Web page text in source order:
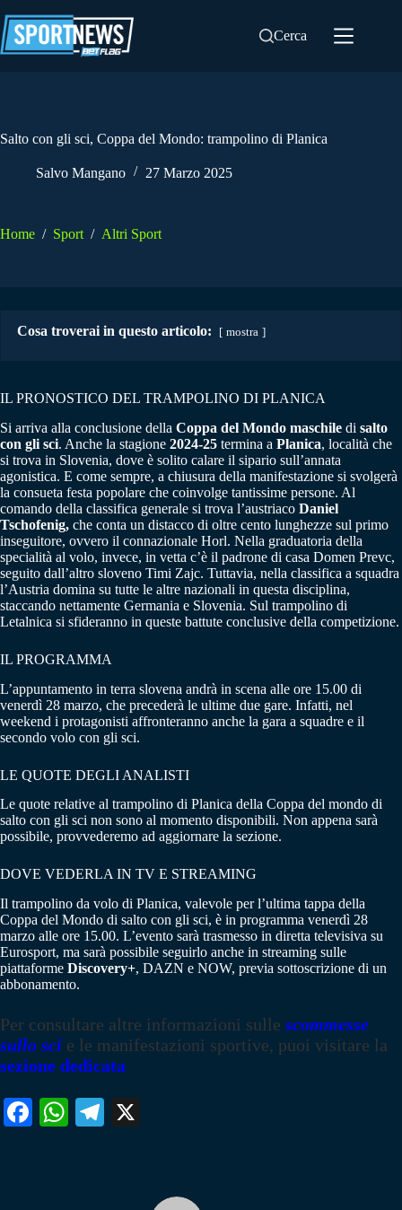
al
contenuto
Cerca
Salto con gli sci, Coppa del Mondo: trampolino di Planica
Salvo Mangano 27 Marzo 2025
Home / Sport / Altri Sport
Cosa troverai in questo articolo: mostra
IL PRONOSTICO DEL TRAMPOLINO DI PLANICA
Si arriva alla conclusione della Coppa del Mondo maschile di salto
con gli sci. Anche la stagione 2024-25 termina a Planica, località che
si trova in Slovenia, dove è solito calare il sipario sull’annata
agonistica. E come sempre, a chiusura della manifestazione si svolgerà
la consueta festa popolare che coinvolge tantissime persone. Al
comando della classifica generale si trova l’austriaco Daniel
Tschofenig, che conta un distacco di oltre cento lunghezze sul primo
inseguitore, ovvero il connazionale Horl. Nella graduatoria della
specialità al volo, invece, in vetta c’è il padrone di casa Domen Prevc,
seguito dall’altro sloveno Timi Zajc. Tuttavia, nella classifica a squadra
l’Austria domina su tutte le altre nazionali in questa disciplina,
staccando nettamente Germania e Slovenia. Sul trampolino di
Letalnica si sfideranno in queste battute conclusive della competizione.
IL PROGRAMMA
L’appuntamento in terra slovena andrà in scena alle ore 15.00 di
venerdì 28 marzo, che precederà le ultime due gare. Infatti, nel
weekend i protagonisti affronteranno anche la gara a squadre e il
secondo volo con gli sci.
LE QUOTE DEGLI ANALISTI
Le quote relative al trampolino di Planica della Coppa del mondo di
salto con gli sci non sono al momento disponibili. Non appena sarà
possibile, provvederemo ad aggiornare la sezione.
DOVE VEDERLA IN TV E STREAMING
Il trampolino da volo di Planica, valevole per l’ultima tappa della
Coppa del Mondo di salto con gli sci, è in programma venerdì 28
marzo alle ore 15.00. L’evento sarà trasmesso in diretta televisiva su
Eurosport, ma sarà possibile seguirlo anche in streaming sulle
piattaforme Discovery+, DAZN e NOW, previa sottoscrizione di un
abbonamento.
Per consultare altre informazioni sulle scommesse
sullo sci e le manifestazioni sportive, puoi visitare la
sezione dedicata
Fa W
Te